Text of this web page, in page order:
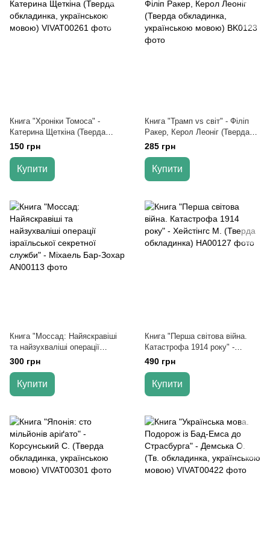
Книга "Хроніки Томоса" -
Катерина Щеткіна (Тверда
обкладинка, українською
мовою)
150 грн
Купити
Книга "Трамп vs світ" - Філіп
Ракер, Керол Леоніг (Тверда
обкладинка, українською
мовою)
285 грн
Купити
Книга "Моссад: Найяскравіші
та найзухваліші операції
ізраїльської секретної служби"
- Міхаель Бар-Зохар
300 грн
Купити
Книга "Перша світова війна.
Катастрофа 1914 року" -
Хейстінгс М. (Тверда
обкладинка)
490 грн
Купити